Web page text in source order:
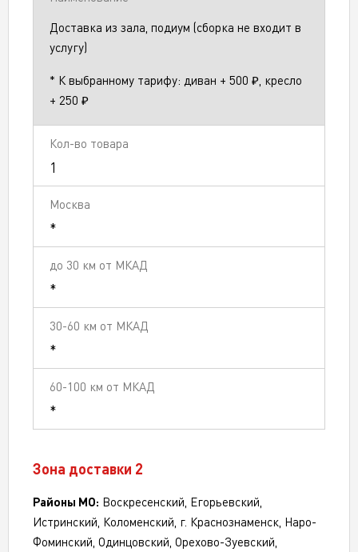
Доставка из зала, подиум (сборка не входит в
услугу)
* К выбранному тарифу: диван + 500 ₽, кресло
+ 250 ₽
1
*
*
*
*
Зона доставки 2
Районы МО: Воскресенский, Егорьевский,
Истринский, Коломенский, г. Краснознаменск, Наро-
Фоминский, Одинцовский, Орехово-Зуевский,